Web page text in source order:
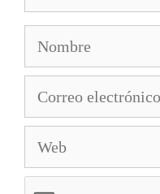
electrónico